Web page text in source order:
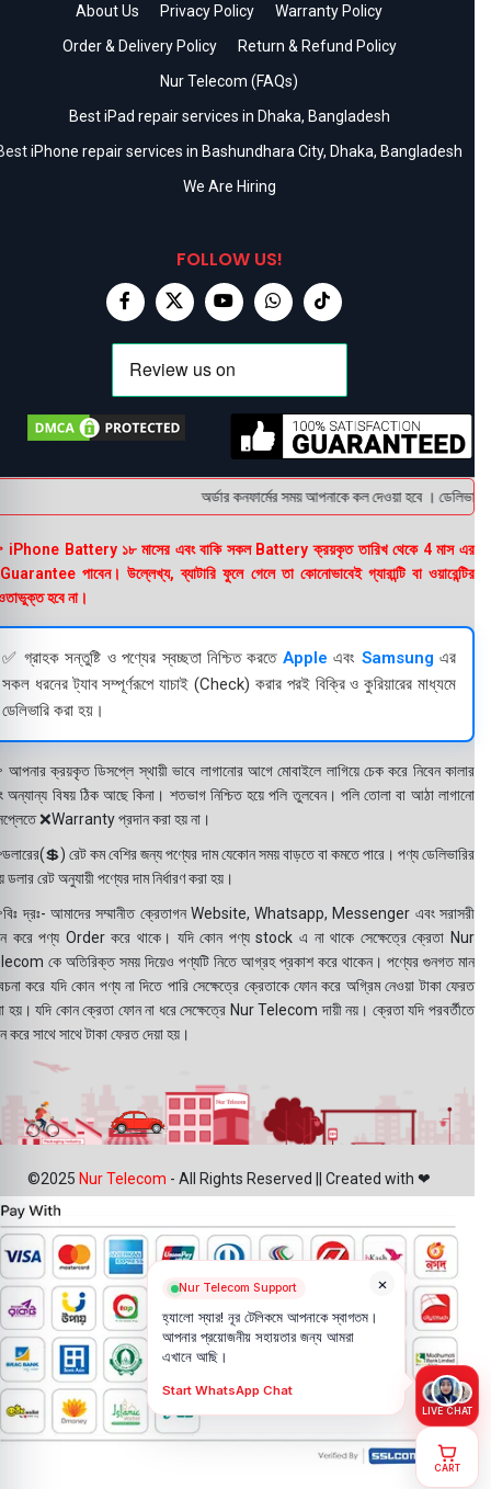
About Us Privacy Policy
Warranty Policy
Order & Delivery Policy
Return & Refund Policy
Nur Telecom (FAQs)
Best iPad repair services in Dhaka, Bangladesh
iPhone repair services in Bashundhara City, Dhaka, Bangladesh
We Are Hiring
FOLLOW US!
অর্ডার কনফার্মের সময় আপনাকে কল দেওয়া হবে ।
Battery ১৮ মাসের এবং বাকি সকল Battery ক্রয়কৃত তারিখ থেকে 4 মাস এর
পাবেন। উল্লেখ্য, ব্যাটারি ফুলে গেলে তা কোনোভাবেই গ্যারান্টি বা ওয়ারেন্টির
হবে না।
✅ গ্রাহক সন্তুষ্টি ও পণ্যের স্বচ্ছতা নিশ্চিত করতে Apple এবংSamsung এর
সকল ধরনের ট্যাব সম্পূর্ণরূপে যাচাই (Check) করার পরই বিক্রি ও কুরিয়ারের মাধ্যমে
ডেলিভারি করা হয়।
ক্রয়কৃত ডিসপ্লে স্থায়ী ভাবে লাগানোর আগে মোবাইলে লাগিয়ে চেক করে নিবেন কালার
অন্যান্য বিষয় ঠিক আছে কিনা। শতভাগ নিশ্চিত হয়ে পলি তুলবেন। পলি তোলা বা আঠা লাগানো
❌Warranty প্রদান করা হয় না।
রেট কম বেশির জন্য পণ্যের দাম যেকোন সময় বাড়তে বা কমতে পারে। পণ্য ডেলিভারির
ডলার রেট অনুযায়ী পণ্যের দাম নির্ধারণ করা হয়।
দ্রঃ- আমাদের সম্মানীত ক্রেতাগন Website, Whatsapp, Messenger এবং সরাসরী
করে পণ্য Order করে থাকে। যদি কোন পণ্য stock এ না থাকে সেক্ষেত্রে ক্রেতা Nur
কে অতিরিক্ত সময় দিয়েও পণ্যটি নিতে আগ্রহ প্রকাশ করে থাকেন। পণ্যের গুনগত মান
করে যদি কোন পণ্য না দিতে পারি সেক্ষেত্রে ক্রেতাকে ফোন করে অগ্রিম নেওয়া টাকা ফেরত
হয়। যদি কোন ক্রেতা ফোন না ধরে সেক্ষেত্রে Nur Telecom দায়ী নয়। ক্রেতা যদি পরবর্তীতে
করে সাথে সাথে টাকা ফেরত দেয়া হয়।
©2025 Nur Telecom - All Rights Reserved || Created with ❤
×
Nur Telecom Support
হ্যালো স্যার! নূর টেলিকমে আপনাকে স্বাগতম।
আপনার প্রয়োজনীয় সহায়তার জন্য আমরা
এখানে আছি।
Start WhatsApp Chat
LIVE CHAT
CART